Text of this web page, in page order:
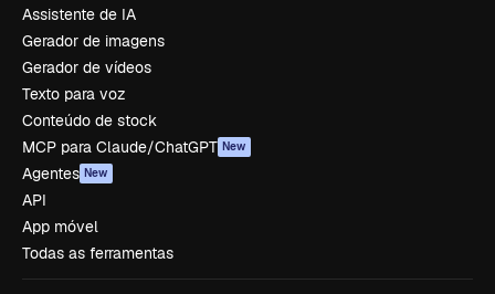
Assistente de IA
Gerador de imagens
Gerador de vídeos
Texto para voz
Conteúdo de stock
MCP para Claude/ChatGPT New
Agentes New
API
App móvel
Todas as ferramentas